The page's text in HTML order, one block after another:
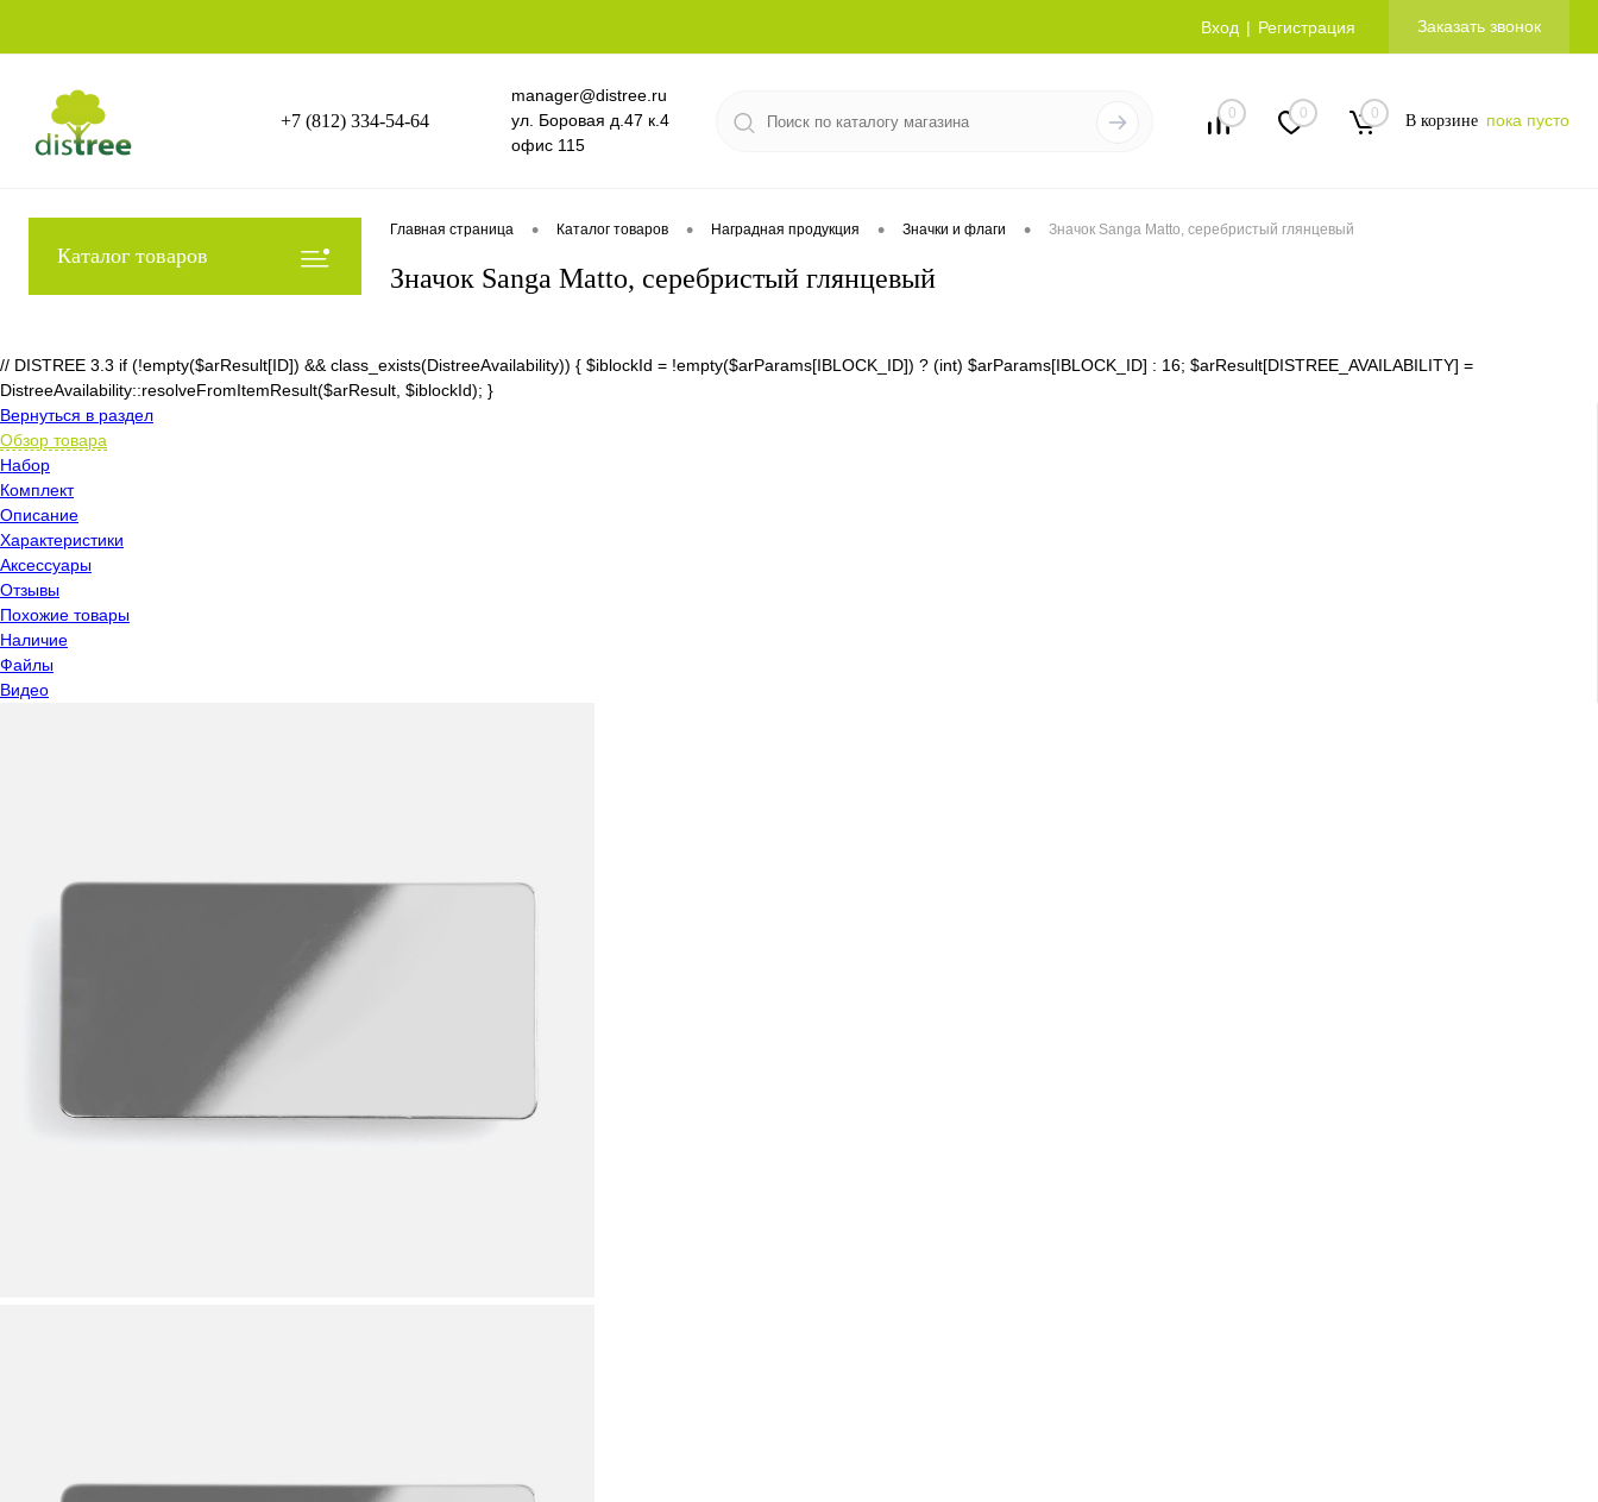
Вход Регистрация Заказать звонок
+7 (812) 334-54-64
manager@distree.ru
ул. Боровая д.47 к.4
офис 115
0 0 0 В корзине пока пусто
Каталог товаров
Главная страница • Каталог товаров • Наградная продукция • Значки и флаги • Значок Sanga Matto, серебристый глянцевый
Значок Sanga Matto, серебристый глянцевый
// DISTREE 3.3 if (!empty($arResult[ID]) && class_exists(DistreeAvailability)) { $iblockId = !empty($arParams[IBLOCK_ID]) ? (int) $arParams[IBLOCK_ID] : 16; $arResult[DISTREE_AVAILABILITY] =
DistreeAvailability::resolveFromItemResult($arResult, $iblockId); }
Вернуться в раздел
Обзор товара
Набор
Комплект
Описание
Характеристики
Аксессуары
Отзывы
Похожие товары
Наличие
Файлы
Видео